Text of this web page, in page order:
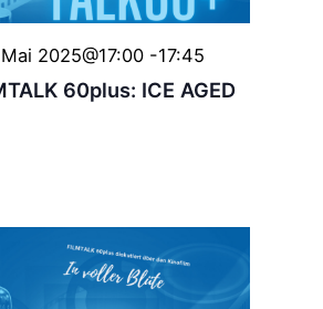
60plus: ICE AGED
2025@17:00-17:45